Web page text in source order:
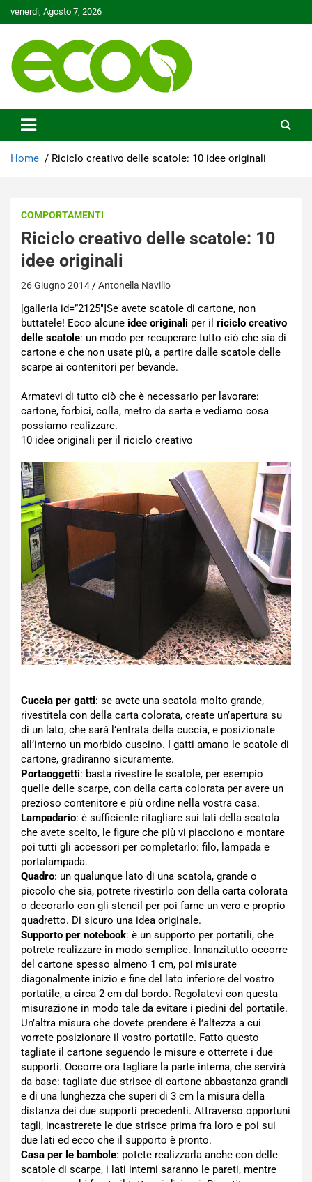
to
venerdì, Agosto 7, 2026
Ecoo.it
Home Riciclo creativo delle scatole: 10 idee originali
COMPORTAMENTI
Riciclo creativo delle scatole: 10
idee originali
26 Giugno 2014 Antonella Navilio
[galleria id=”2125″]Se avete scatole di cartone, non
buttatele! Ecco alcune idee originali per il riciclo creativo
delle scatole: un modo per recuperare tutto ciò che sia di
cartone e che non usate più, a partire dalle scatole delle
scarpe ai contenitori per bevande.
Armatevi di tutto ciò che è necessario per lavorare:
cartone, forbici, colla, metro da sarta e vediamo cosa
possiamo realizzare.
10 idee originali per il riciclo creativo
Cuccia per gatti: se avete una scatola molto grande,
rivestitela con della carta colorata, create un’apertura su
di un lato, che sarà l’entrata della cuccia, e posizionate
all’interno un morbido cuscino. I gatti amano le scatole di
cartone, gradiranno sicuramente.
Portaoggetti: basta rivestire le scatole, per esempio
quelle delle scarpe, con della carta colorata per avere un
prezioso contenitore e più ordine nella vostra casa.
Lampadario: è sufficiente ritagliare sui lati della scatola
che avete scelto, le figure che più vi piacciono e montare
poi tutti gli accessori per completarlo: filo, lampada e
portalampada.
Quadro: un qualunque lato di una scatola, grande o
piccolo che sia, potrete rivestirlo con della carta colorata
o decorarlo con gli stencil per poi farne un vero e proprio
quadretto. Di sicuro una idea originale.
Supporto per notebook: è un supporto per portatili, che
potrete realizzare in modo semplice. Innanzitutto occorre
del cartone spesso almeno 1 cm, poi misurate
diagonalmente inizio e fine del lato inferiore del vostro
portatile, a circa 2 cm dal bordo. Regolatevi con questa
misurazione in modo tale da evitare i piedini del portatile.
Un’altra misura che dovete prendere è l’altezza a cui
vorrete posizionare il vostro portatile. Fatto questo
tagliate il cartone seguendo le misure e otterrete i due
supporti. Occorre ora tagliare la parte interna, che servirà
da base: tagliate due strisce di cartone abbastanza grandi
e di una lunghezza che superi di 3 cm la misura della
distanza dei due supporti precedenti. Attraverso opportuni
tagli, incastrerete le due strisce prima fra loro e poi sui
due lati ed ecco che il supporto è pronto.
Casa per le bambole: potete realizzarla anche con delle
scatole di scarpe, i lati interni saranno le pareti, mentre